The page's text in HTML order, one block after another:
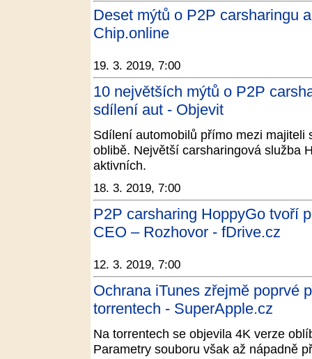
Deset mýtů o P2P carsharingu
Chip.online
19. 3. 2019, 7:00
10 největších mýtů o P2P
sdílení aut - Objevit
Sdílení automobilů přímo mezi
oblibě. Největší carsharingová služba
aktivních.
18. 3. 2019, 7:00
P2P carsharing HoppyGo tvoří
CEO – Rozhovor - fDrive.cz
12. 3. 2019, 7:00
Ochrana iTunes zřejmě poprvé
torrentech - SuperApple.cz
Na torrentech se objevila 4K verze
Parametry souboru však až nápadně